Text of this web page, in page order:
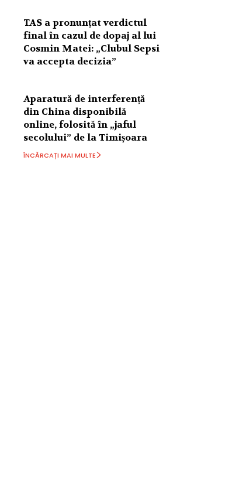
TAS a pronunțat verdictul
final în cazul de dopaj al lui
Cosmin Matei: „Clubul Sepsi
va accepta decizia”
Aparatură de interferență
din China disponibilă
online, folosită în „jaful
secolului” de la Timișoara
ÎNCĂRCAȚI MAI MULTE